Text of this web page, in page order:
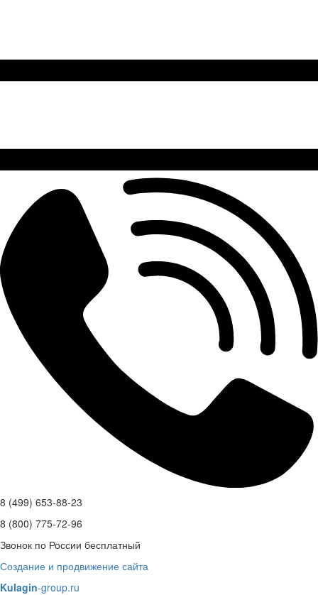
8 (499) 653-88-23
8 (800) 775-72-96
Звонок по России бесплатный
Создание и продвижение сайта
Kulagin-group.ru